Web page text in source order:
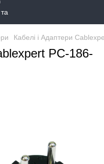
Кабелі і Адаптери
PC-186-